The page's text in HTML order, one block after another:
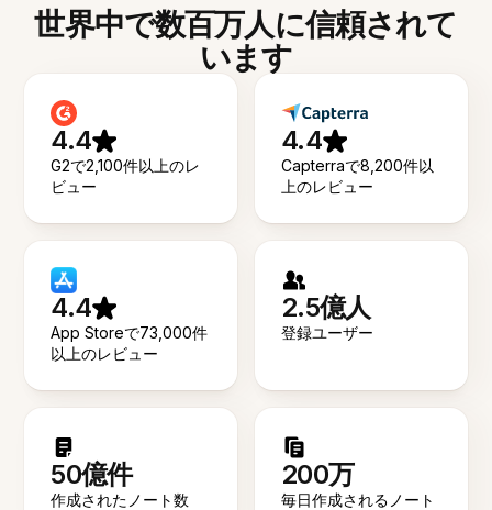
世界中で数百万人に信頼されて
います
4.4
G2で2,100件以上のレ
ビュー
4.4
Capterraで8,200件以
上のレビュー
4.4
App Storeで73,000件
以上のレビュー
2.5億人
登録ユーザー
50億件
作成されたノート数
200万
毎日作成されるノート